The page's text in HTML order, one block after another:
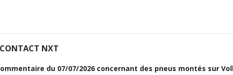
NXT
du 07/07/2026 concernant des pneus montés sur